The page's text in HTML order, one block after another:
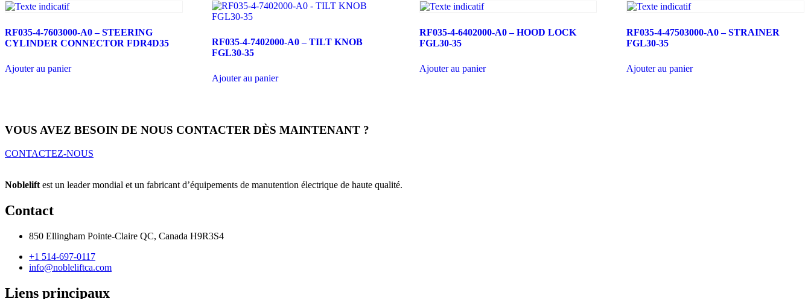
RF035-4-7603000-A0 – STEERING
CYLINDER CONNECTOR FDR4D35
Ajouter au panier
RF035-4-7402000-A0 – TILT KNOB
FGL30-35
Ajouter au panier
RF035-4-6402000-A0 – HOOD LOCK
FGL30-35
Ajouter au panier
RF035-4-47503000-A0 – STRAINER
FGL30-35
Ajouter au panier
VOUS AVEZ BESOIN DE NOUS CONTACTER DÈS MAINTENANT ?
CONTACTEZ-NOUS
Noblelift est un leader mondial et un fabricant d’équipements de manutention électrique de haute qualité.
Contact
850 Ellingham Pointe-Claire QC, Canada H9R3S4
+1 514-697-0117
info@nobleliftca.com
Liens principaux